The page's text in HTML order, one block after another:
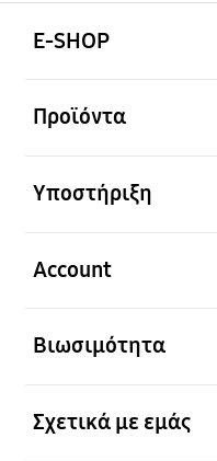
E-SHOP
Προϊόντα
Υποστήριξη
Account
Βιωσιμότητα
Σχετικά με εμάς